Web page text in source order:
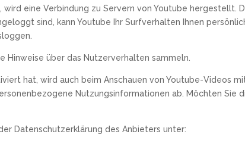
eine Verbindung zu Servern von Youtube hergestellt.
sind, kann Youtube Ihr Surfverhalten Ihnen
über das Nutzerverhalten sammeln.
hat, wird auch beim Anschauen von Youtube-Videos
Nutzungsinformationen ab. Möchten Sie
Datenschutzerklärung des Anbieters unter: